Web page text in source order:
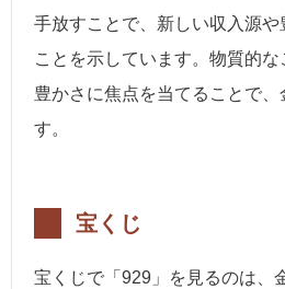
手放すことで、新しい収入源
ことを示しています。物質的
豊かさに焦点を当てることで、
す。
宝くじ
宝くじで「929」を見るのは、